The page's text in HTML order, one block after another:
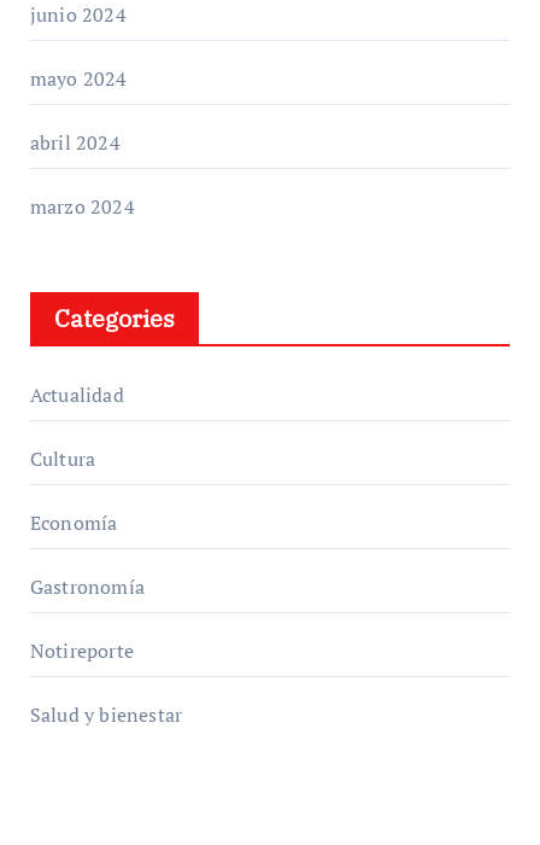
junio 2024
mayo 2024
abril 2024
marzo 2024
Categories
Actualidad
Cultura
Economía
Gastronomía
Notireporte
Salud y bienestar